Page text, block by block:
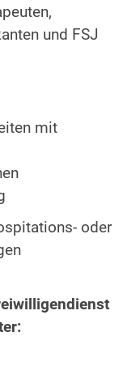
und FSJ
mit
oder